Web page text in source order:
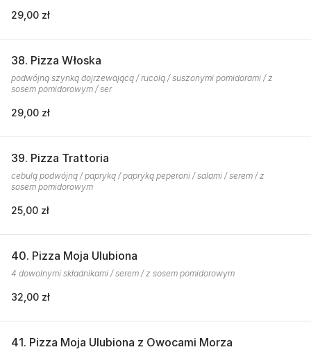
29,00 zł
38. Pizza Włoska
podwójną szynką dojrzewającą / rucolą / suszonymi pomidorami / z
sosem pomidorowym / ser
29,00 zł
39. Pizza Trattoria
cebulą podwójną / papryką / papryką peperoni / salami / serem / z
sosem pomidorowym
25,00 zł
40. Pizza Moja Ulubiona
4 dowolnymi składnikami / serem / z sosem pomidorowym
32,00 zł
41. Pizza Moja Ulubiona z Owocami Morza